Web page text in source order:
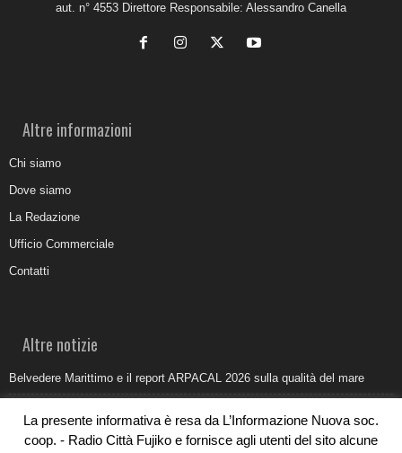
aut. n° 4553 Direttore Responsabile: Alessandro Canella
Altre informazioni
Chi siamo
Dove siamo
La Redazione
Ufficio Commerciale
Contatti
Altre notizie
Belvedere Marittimo e il report ARPACAL 2026 sulla qualità del mare
Umidità di risalita in casa, come riconoscere i segnali veri
La presente informativa è resa da L’Informazione Nuova soc.
coop. - Radio Città Fujiko e fornisce agli utenti del sito alcune